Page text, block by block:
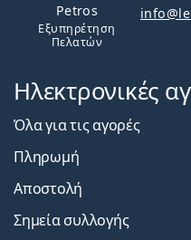
Petros
Εξυπηρέτηση
Πελατών
Ηλεκτρονικές
Όλα για τις αγορές
Πληρωμή
Αποστολή
Σημεία συλλογής